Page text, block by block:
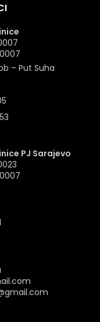
– Put Suha
PJ Sarajevo